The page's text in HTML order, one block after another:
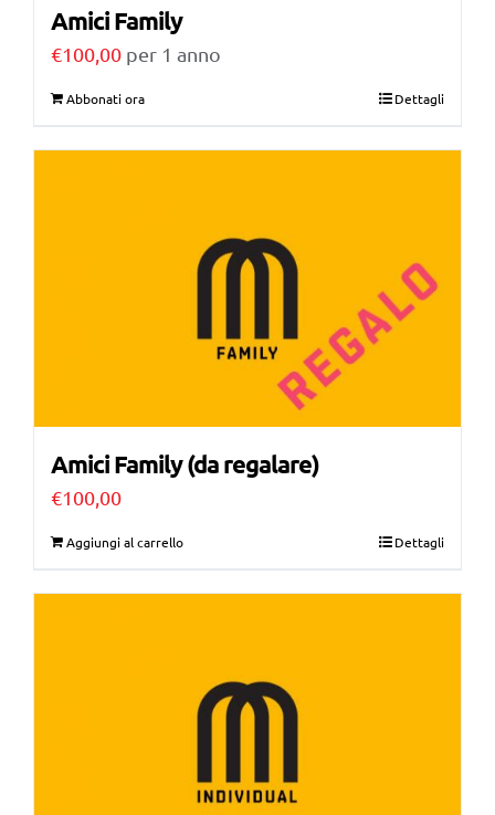
Amici Family
€100,00 per 1 anno
Abbonati ora Dettagli
Amici Family (da regalare)
€100,00
Aggiungi al carrello Dettagli